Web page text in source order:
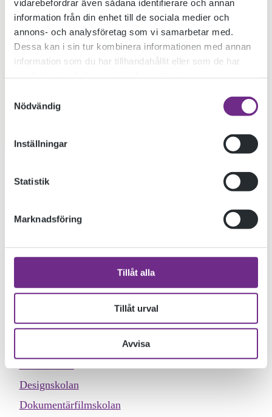
vidarebefordrar även sådana identifierare och annan
information från din enhet till de sociala medier och
annons- och analysföretag som vi samarbetar med.
Dessa kan i sin tur kombinera informationen med annan
information som du har tillhandahållit eller som de har
Nödvändig
Inställningar
Statistik
Marknadsföring
Tillåt alla
Tillåt urval
Avvisa
Grattis Sandra Norrgård, Emma Pemberton, Hanna
Deras dramatexter har utvalts i en riksomfattande tävling där
Skrivarskolans elever står för tre av de sju texter som ska
februari i vår. Texterna har också chans att komma med i
antologin NY TEXT nr 5, utgiven av Riksteatern och flera
andra teatergrupper. Vinnaren får dessutom 50.000 kronor.
Designskolan
Dokumentärfilmskolan